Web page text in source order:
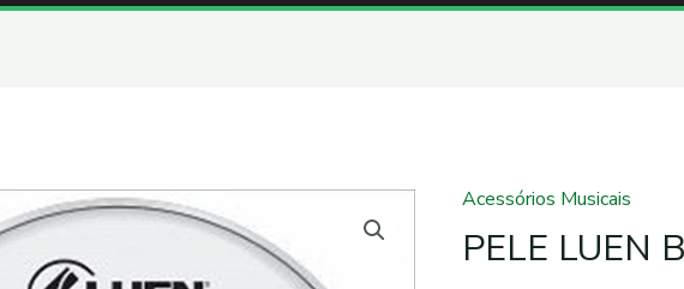
Acessórios Musicais
PELE LUEN
PELE
LUEN
BATEDEIRA